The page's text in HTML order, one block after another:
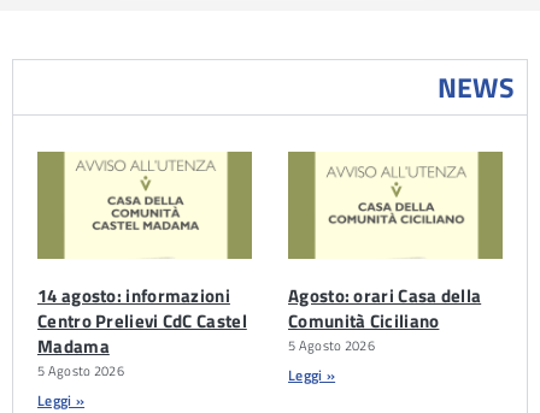
NEWS
14 agosto: informazioni
Centro Prelievi CdC Castel
Madama
5 Agosto 2026
Leggi »
Agosto: orari Casa della
Comunità Ciciliano
5 Agosto 2026
Leggi »